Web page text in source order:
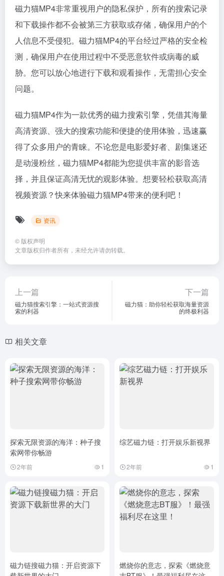
磁力猫MP4非常重视用户的隐私保护，所有的搜索记录
和下载操作都不会被第三方获取或存储，确保用户的个
人信息不受侵犯。磁力猫MP4的平台经过严格的安全检
测，确保用户在使用过程中不受恶意软件或病毒的威
胁。您可以放心地进行下载和观看操作，无需担心安全
问题。
磁力猫MP4作为一款优秀的磁力搜索引擎 ，凭借其海量
高清资源、强大的搜索功能和便捷的使用体验，迅速赢
得了众多用户的青睐。不论您是电影爱好者、剧集迷还
是动漫粉丝，磁力猫MP4都能为您提供丰富的影音选
择，并且保证高清无忧的观影体验。想要轻松获取高清
视频资源？快来体验磁力猫MP4带来的便利吧！
资讯
© 版权声明
文章版权归作者所有，未经允许请勿转载。
上一篇
磁力猫搜索引擎：一站式资源搜
索的利器
下一篇
磁力猫：助你轻松获取海量资源
的终极利器
相关文章
探索无限资源的海洋：种子搜
索网带你畅游
2年前 1
综艺磁力链：打开娱乐新视界
2年前 1
磁力链搜磁力猫：开启资源下
燃烧你的意志，探索《燃烧意